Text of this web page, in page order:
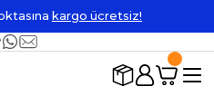
kargo ücretsiz!